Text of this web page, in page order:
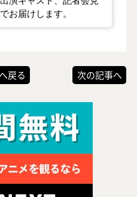
お届けします。
戻る 次の記事へ